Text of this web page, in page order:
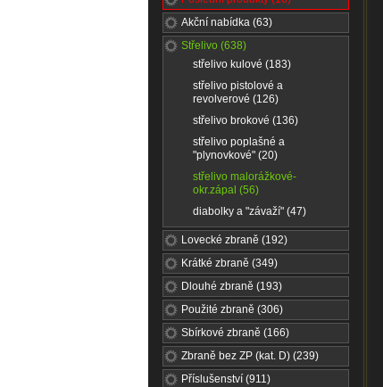
Akční nabídka (63)
Střelivo (638)
střelivo kulové (183)
střelivo pistolové a
revolverové (126)
střelivo brokové (136)
střelivo poplašné a
"plynovkové" (20)
střelivo malorážkové-
okr.zápal (56)
diabolky a "závaží" (47)
Lovecké zbraně (192)
Krátké zbraně (349)
Dlouhé zbraně (193)
Použité zbraně (306)
Sbírkové zbraně (166)
Zbraně bez ZP (kat. D) (239)
Příslušenství (911)